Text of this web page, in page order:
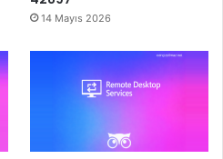
14 Mayıs 2026